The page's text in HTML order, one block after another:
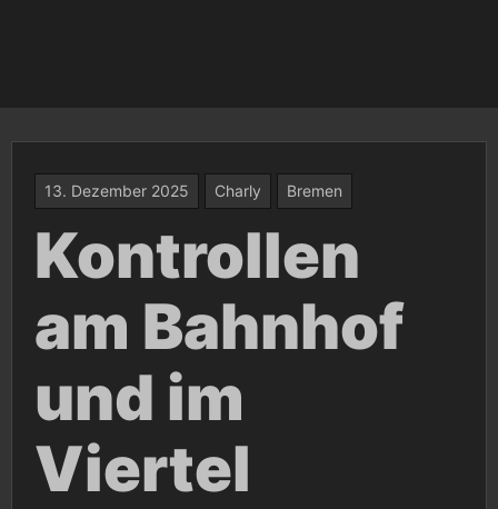
13. Dezember 2025 Charly Bremen
Kontrollen
am Bahnhof
und im
Viertel